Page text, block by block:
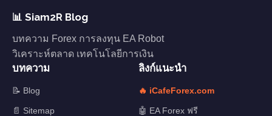
📊 Siam2R Blog
บทความ Forex การลงทุน EA Robot
วิเคราะห์ตลาด เทคโนโลยีการเงิน
บทความ
📝 Blog
📄 Sitemap
ลิงก์แนะนำ
🔥 iCafeForex.com
🤖 EA Forex ฟรี